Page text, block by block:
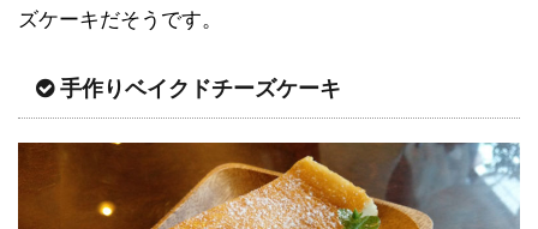
ズケーキだそうです。
手作りベイクドチーズケーキ